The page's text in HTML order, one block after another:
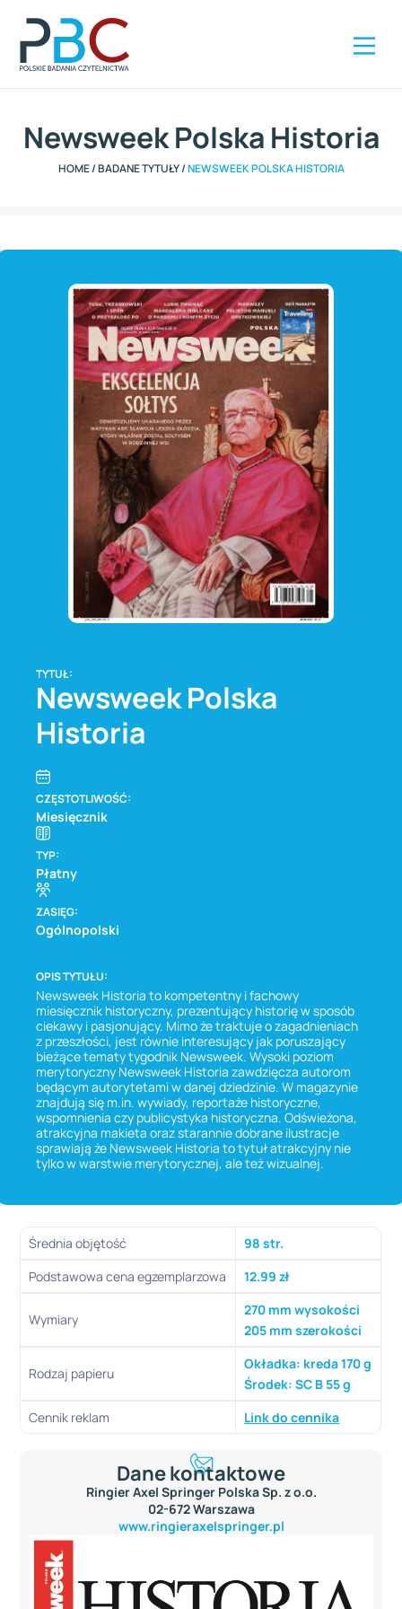
Szybki kontakt
+48 504 285 416
Newsweek Polska Historia
HOME/BADANE TYTUŁY/NEWSWEEK POLSKA HISTORIA
TYTUŁ:
Newsweek Polska
Historia
CZĘSTOTLIWOŚĆ:
Miesięcznik
TYP:
Płatny
ZASIĘG:
Ogólnopolski
OPIS TYTUŁU:
Newsweek Historia to kompetentny i fachowy
miesięcznik historyczny, prezentujący historię w sposób
ciekawy i pasjonujący. Mimo że traktuje o zagadnieniach
z przeszłości, jest równie interesujący jak poruszający
bieżące tematy tygodnik Newsweek. Wysoki poziom
merytoryczny Newsweek Historia zawdzięcza autorom
będącym autorytetami w danej dziedzinie. W magazynie
znajdują się m.in. wywiady, reportaże historyczne,
wspomnienia czy publicystyka historyczna. Odświeżona,
atrakcyjna makieta oraz starannie dobrane ilustracje
sprawiają że Newsweek Historia to tytuł atrakcyjny nie
tylko w warstwie merytorycznej, ale też wizualnej.
Średnia objętość
98 str.
Podstawowa cena egzemplarzowa
12.99 zł
Wymiary
270 mm wysokości
205 mm szerokości
Rodzaj papieru
Okładka: kreda 170 g
Środek: SC B 55 g
Cennik reklam
Link do cennika
Dane kontaktowe
Ringier Axel Springer Polska Sp. z o.o.
02-672 Warszawa
www.ringieraxelspringer.pl